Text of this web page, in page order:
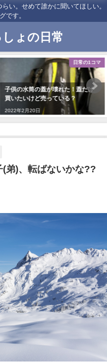
い。せめて誰かに聞いてほしい。
です。
ょの日常
日常の1コマ
子供の水筒の蓋が壊れた！蓋だけ
買いたいけど売っている？
2022年2月20日
(弟)、転ばないかな??